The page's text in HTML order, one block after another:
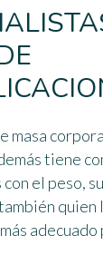
masa
tiene
el peso,
quien
adecuado